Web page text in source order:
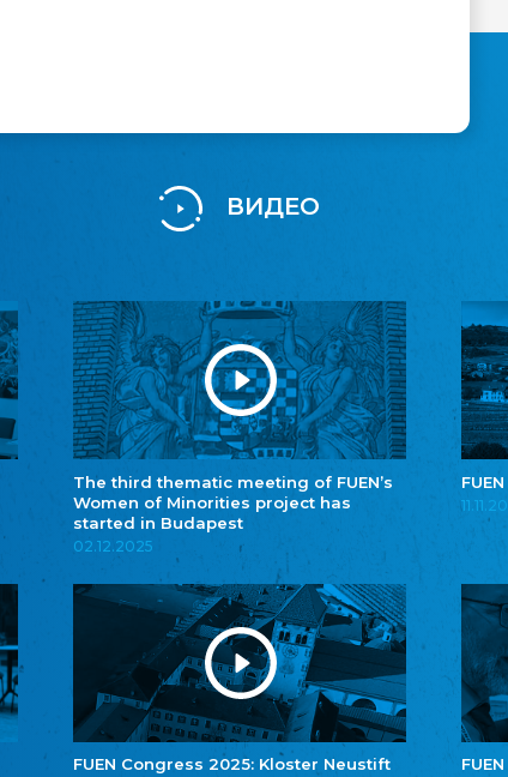
ВИДЕО
The third thematic meeting of FUEN’s
Women of Minorities project has
started in Budapest
02.12.2025
FUEN Congress 2025: Kloster Neustift